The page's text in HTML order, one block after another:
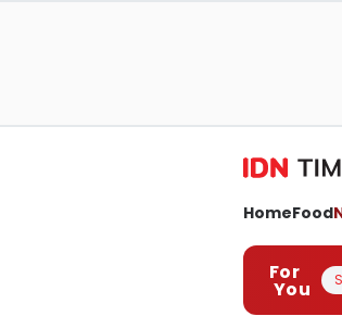
HomeFood
For
You